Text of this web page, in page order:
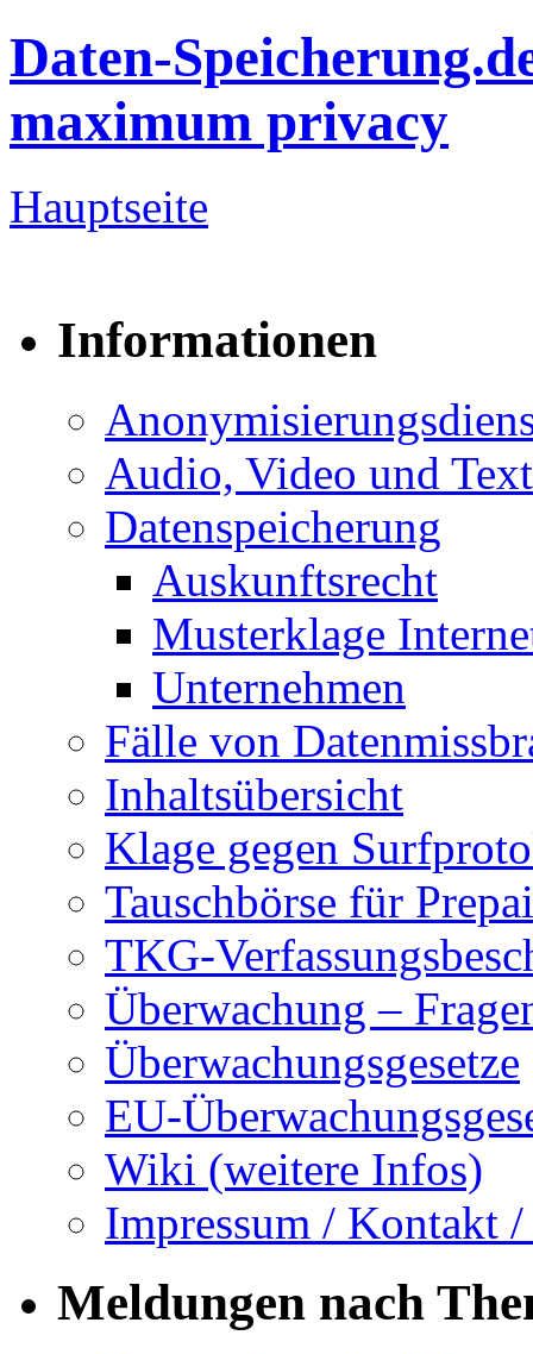
Daten-
maximum privacy
Hauptseite
Informationen
Audio, Video und Text
Datenspeicherung
Auskunftsrecht
Musterklage
Unternehmen
Fälle von
Inhaltsübersicht
Klage gegen
Tauschbörse für
TKG-
Überwachung –
Überwachungsgesetze
EU-
Wiki (weitere Infos)
Impressum / Kontakt
Meldungen nach